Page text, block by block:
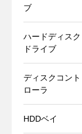
ブ
ハードディスク
ドライブ
ディスクコント
ローラ
HDDベイ